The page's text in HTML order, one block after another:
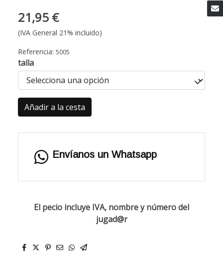
21,95 €
(IVA General 21% incluido)
Referencia: 5005
talla
Añadir a la cesta
Envíanos un Whatsapp
El pecio incluye IVA, nombre y número del
jugad@r